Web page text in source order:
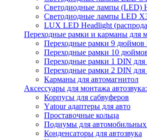
Светодиодные лампы (LED)
Светодиодные лампы LED
LUX LED Headlight
Переходные рамки и карманы для
Переходные рамки 9 дюймов
Переходные рамки 10
Переходные рамки 1 DIN для
Переходные рамки 2 DIN для
Карманы для автомагнитол
Аксессуары для монтажа
Корпусы для сабвуферов
Yаtour адаптеры для авто
Проставочные кольца
Подиумы для
Конденсаторы для автозвука